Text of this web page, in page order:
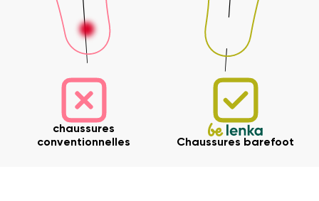
chaussures
conventionnelles
Chaussures barefoot
Votre prénom et nom